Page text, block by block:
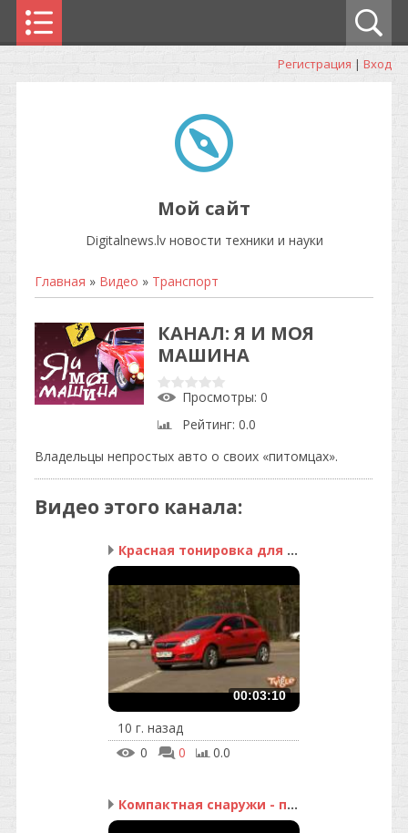
Регистрация | Вход
Мой сайт
Digitalnews.lv новости техники и науки
Главная » Видео » Транспорт
КАНАЛ: Я И МОЯ
МАШИНА
Просмотры: 0
Рейтинг: 0.0
Владельцы непростых авто о своих «питомцах».
Видео этого канала:
Красная тонировка для к...
00:03:10
10 г. назад
0
0 0.0
Компактная снаружи - пр...